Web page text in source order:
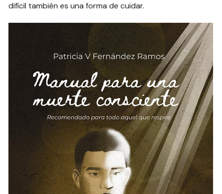
difícil también es una forma de cuidar.